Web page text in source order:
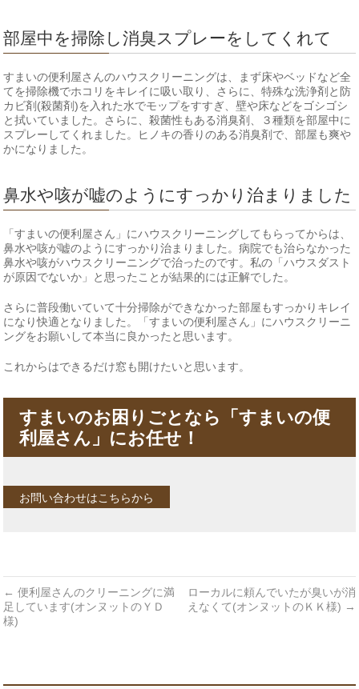
部屋中を掃除し消臭スプレーをしてくれて
すまいの便利屋さんのハウスクリーニングは、まず床やベッドなど全
てを掃除機でホコリをキレイに吸い取り、さらに、特殊な洗浄剤と防
カビ剤(殺菌剤)を入れた水でモップをすすぎ、壁や床などをゴシゴシ
と拭いていました。さらに、殺菌性もある消臭剤、３種類を部屋中に
スプレーしてくれました。ヒノキの香りのある消臭剤で、部屋も爽や
かになりました。
鼻水や咳が嘘のようにすっかり治まりました
「すまいの便利屋さん」にハウスクリーニングしてもらってからは、
鼻水や咳が嘘のようにすっかり治まりました。病院でも治らなかった
鼻水や咳がハウスクリーニングで治ったのです。私の「ハウスダスト
が原因でないか」と思ったことが結果的には正解でした。
さらに普段働いていて十分掃除ができなかった部屋もすっかりキレイ
になり快適となりました。「すまいの便利屋さん」にハウスクリーニ
ングをお願いして本当に良かったと思います。
これからはできるだけ窓も開けたいと思います。
すまいのお困りごとなら「すまいの便
利屋さん」にお任せ！
お問い合わせはこちらから
← 便利屋さんのクリーニングに満
足しています(オンヌットのＹＤ
様)
ローカルに頼んでいたが臭いが消
えなくて(オンヌットのＫＫ様) →